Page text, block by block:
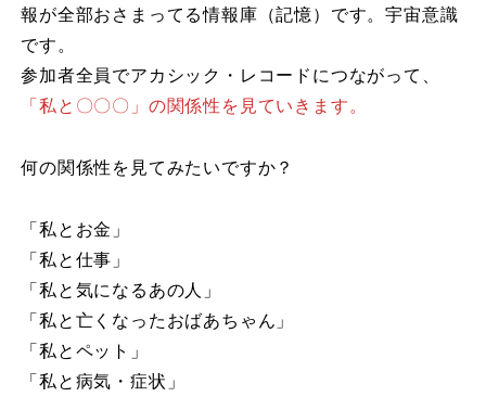
報が全部おさまってる情報庫（記憶）です。宇宙意識
です。
参加者全員でアカシック・レコードにつながって、
「私と〇〇〇」の関係性を見ていきます。
何の関係性を見てみたいですか？
「私とお金」
「私と仕事」
「私と気になるあの人」
「私と亡くなったおばあちゃん」
「私とペット」
「私と病気・症状」